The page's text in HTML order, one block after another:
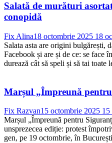
Salată de murături
conopidă
Fix Alina18 octombrie 2025 18
Salata asta are origini bulgărești,
Facebook și are și de ce: se face
durează cât să speli și să tai toate
Marșul „Împreună
Fix Razvan15 octombrie 2025 15
Marșul „Împreună pentru
unsprezecea ediție: protest
gen, pe 19 octombrie, în